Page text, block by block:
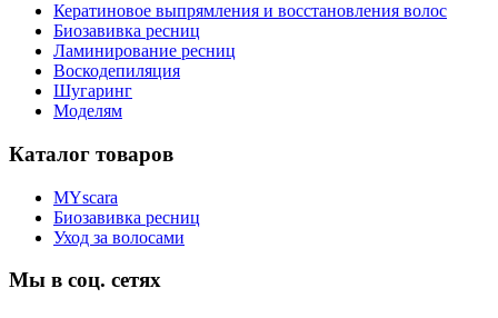
Кератиновое выпрямления и восстановления волос
Биозавивка ресниц
Ламинирование ресниц
Воскодепиляция
Шугаринг
Моделям
Каталог товаров
MYscara
Биозавивка ресниц
Уход за волосами
Мы в соц. сетях